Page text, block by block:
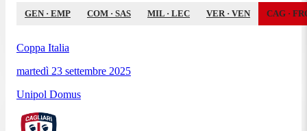
GEN · EMP COM · SAS MIL · LEC VER· VEN CAG ·
Coppa Italia
martedì 23 settembre 2025
Unipol Domus